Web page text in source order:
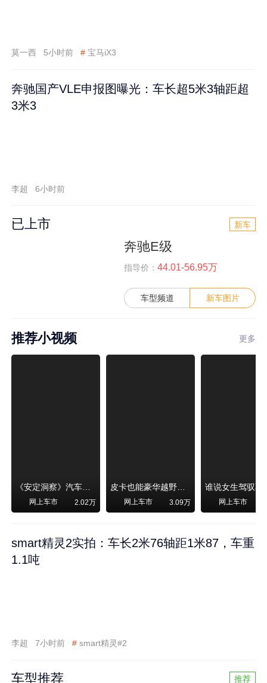
莫一西 5小时前 # 宝马iX3
奔驰国产VLE申报图曝光：车长超5米3轴距超
3米3
李超 6小时前
已上市 新车
奔驰E级
指导价： 44.01-56.95万
车型频道 新车图片
推荐小视频 更多
《安定洞察》汽车烧不烧油，和石油安全无关！
网上车市 2.02万
皮卡也能豪华越野！纵横F700上市，限时卖29.99万起
网上车市 3.09万 网上车市
smart精灵2实拍：车长2米76轴距1米87，车重
1.1吨
李超 7小时前 # smart精灵#2
车型推荐 推荐